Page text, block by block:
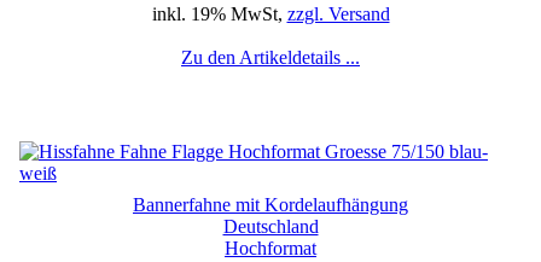
inkl. 19% MwSt, zzgl. Versand
Zu den Artikeldetails ...
Bannerfahne mit Kordelaufhängung
Deutschland
Hochformat